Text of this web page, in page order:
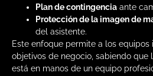
Plan de contingencia ante
Protección de la imagen de
del asistente.
Este enfoque permite a los equipos
objetivos de negocio, sabiendo que
está en manos de un equipo